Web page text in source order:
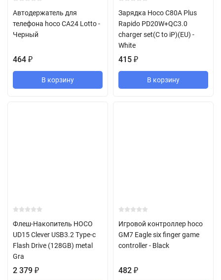
Автодержатель для
телефона hoco CA24 Lotto -
Черный
464 ₽
В корзину
Зарядка Hoco C80A Plus
Rapido PD20W+QC3.0
charger set(C to iP)(EU) -
White
415 ₽
В корзину
Флеш-Накопитель HOCO
UD15 Clever USB3.2 Type-c
Flash Drive (128GB) metal
Gra
2 379 ₽
Игровой контроллер hoco
GM7 Eagle six finger game
controller - Black
482 ₽